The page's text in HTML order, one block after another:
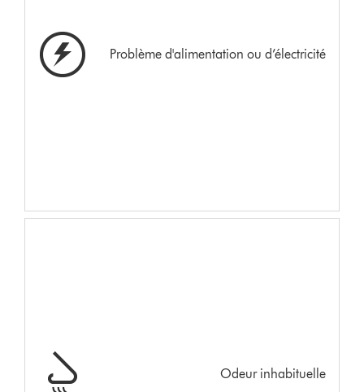
Problème d'alimentation ou d’électricité
Odeur inhabituelle